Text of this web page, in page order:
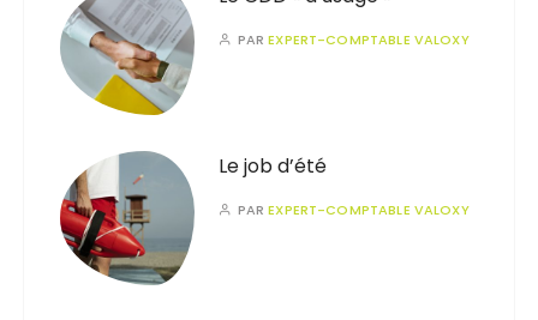
PAREXPERT-COMPTABLE VALOXY
Le job d’été
PAREXPERT-COMPTABLE VALOXY